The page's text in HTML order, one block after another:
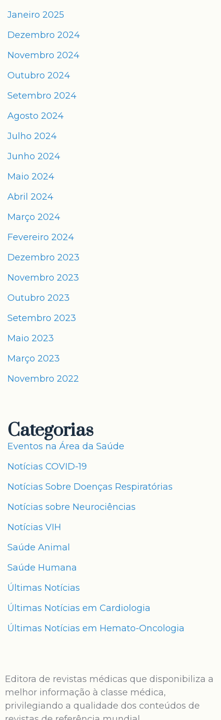
Janeiro 2025
Dezembro 2024
Novembro 2024
Outubro 2024
Setembro 2024
Agosto 2024
Julho 2024
Junho 2024
Maio 2024
Abril 2024
Março 2024
Fevereiro 2024
Dezembro 2023
Novembro 2023
Outubro 2023
Setembro 2023
Maio 2023
Março 2023
Novembro 2022
Categorias
Eventos na Área da Saúde
Notícias COVID-19
Notícias Sobre Doenças Respiratórias
Notícias sobre Neurociências
Notícias VIH
Saúde Animal
Saúde Humana
Últimas Notícias
Últimas Notícias em Cardiologia
Últimas Notícias em Hemato-Oncologia
Editora de revistas médicas que disponibiliza a
melhor informação à classe médica,
privilegiando a qualidade dos conteúdos de